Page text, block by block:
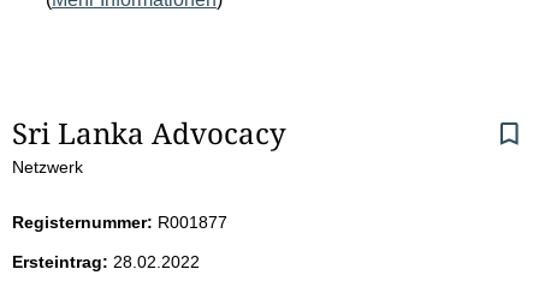
S
e
i
Sri Lanka Advocacy
Netzwerk
Registernummer: R001877
Ersteintrag: 28.02.2022